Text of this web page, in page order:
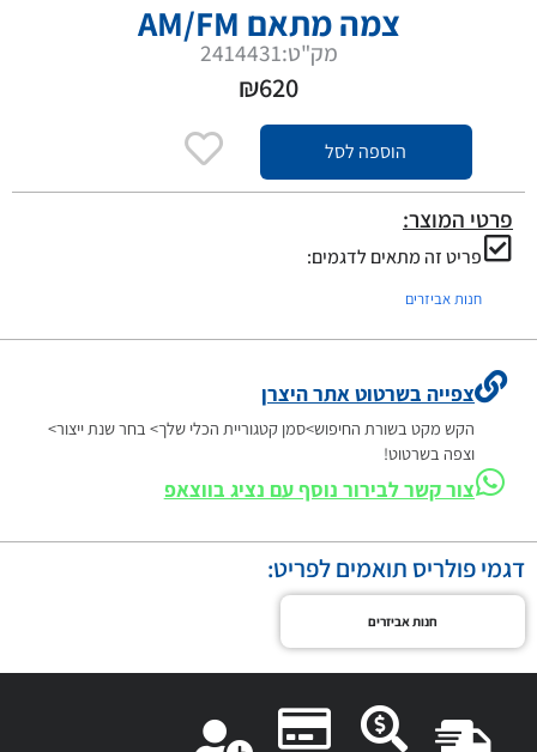
צמה מתאם AM/FM
מק"ט:2414431
₪620
הוספה לסל
פרטי המוצר:
פריט זה מתאים לדגמים:
חנות אביזרים
צפייה בשרטוט אתר היצרן
הקש מקט בשורת החיפוש>סמן קטגוריית הכלי שלך> בחר שנת ייצור>
וצפה בשרטוט!
צור קשר לבירור נוסף עם נציג בווצאפ
דגמי פולריס תואמים לפריט:
חנות אביזרים